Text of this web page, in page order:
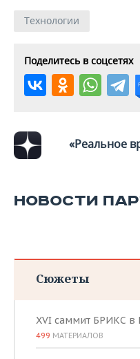
Технологии
Поделитесь в соцсетях
«Реальное
НОВОСТИ
Сюжеты
XVI саммит БРИКС в
499 МАТЕРИАЛОВ